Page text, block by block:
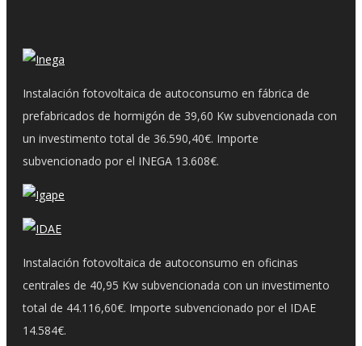
Instalación fotovoltaica de autoconsumo en fábrica de
prefabricados de hormigón de 39,60 Kw subvencionada con
un investimento total de 36.590,40€. Importe
subvencionado por el INEGA 13.608€.
Instalación fotovoltaica de autoconsumo en oficinas
centrales de 40,95 Kw subvencionada con un investimento
total de 44.116,60€. Importe subvencionado por el IDAE
14.584€.